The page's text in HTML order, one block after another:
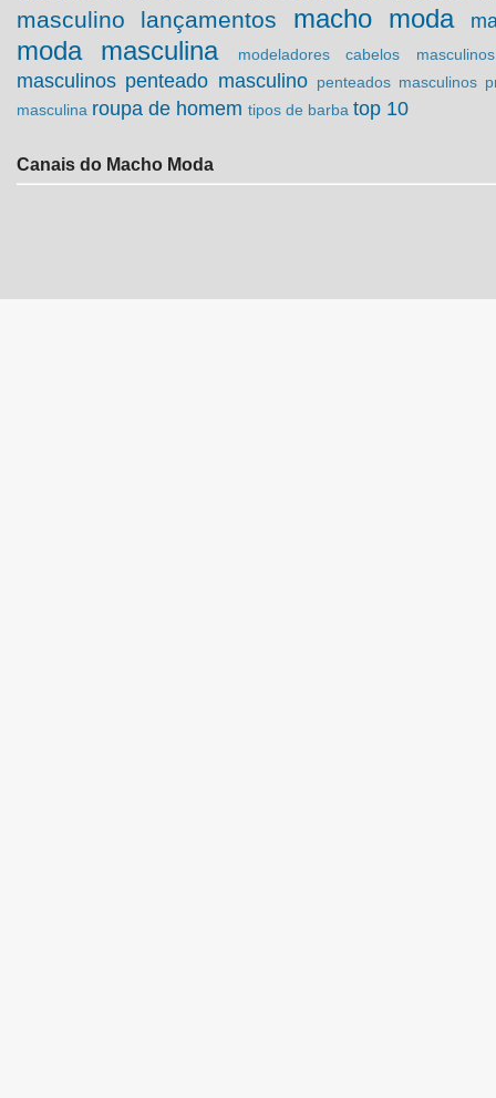
masculino lançamentos macho moda
moda masculina modeladores cabelos masculinos
masculinos penteado masculino penteados masculinos
masculina roupa de homem tipos de barba top 10
Canais do Macho Moda